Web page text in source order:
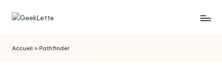
Skip
G
e
les
Accueil » Pathfinder